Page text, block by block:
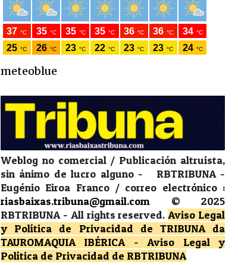
meteoblue
Weblog no comercial / Publicación altruista,
sin ánimo de lucro alguno - RBTRIBUNA -
Eugénio Eiroa Franco / correo electrónico :
riasbaixas.tribuna@gmail.com
© 2025
RBTRIBUNA - All rights reserved.Aviso Legal
y Política de Privacidad
de TRIBUNA da
TAUROMAQUIA IBÉRICA-Aviso Legal y
Política de Privacidad de RBTRIBUNA